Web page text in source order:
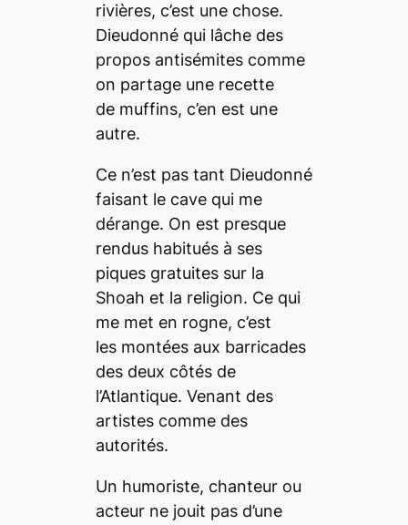
rivières, c’est une chose.
Dieudonné qui lâche des
propos antisémites comme
on partage une recette
de muffins, c’en est une
autre.
Ce n’est pas tant Dieudonné
faisant le cave qui me
dérange. On est presque
rendus habitués à ses
piques gratuites sur la
Shoah et la religion. Ce qui
me met en rogne, c’est
les montées aux barricades
des deux côtés de
l’Atlantique. Venant des
artistes comme des
autorités.
Un humoriste, chanteur ou
acteur ne jouit pas d’une